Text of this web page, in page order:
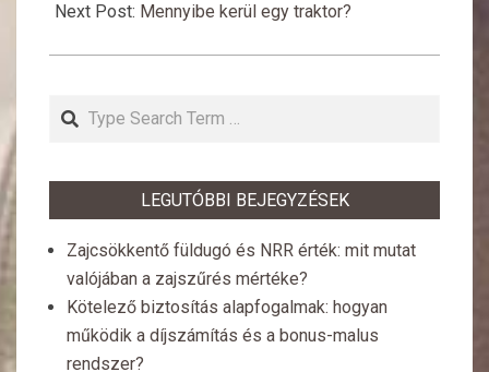
Next Post: Mennyibe kerül egy traktor?
Search
LEGUTÓBBI BEJEGYZÉSEK
Zajcsökkentő füldugó és NRR érték: mit mutat
valójában a zajszűrés mértéke?
Kötelező biztosítás alapfogalmak: hogyan
működik a díjszámítás és a bonus-malus
rendszer?